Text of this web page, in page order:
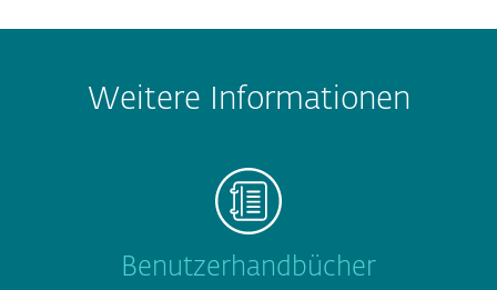
Weitere Informationen
Benutzerhandbücher